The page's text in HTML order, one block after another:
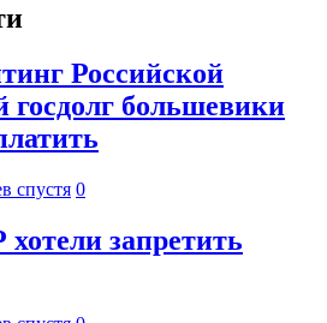
Российской
большевики
спустя 0
запретить